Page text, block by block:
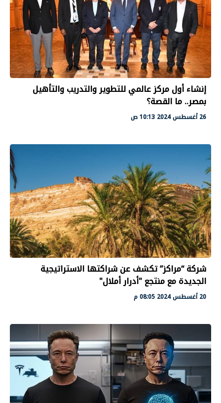
إنشاء أول مركز عالمي للتطوير والتدريب والتأهيل
بمصر.. ما القصة؟
26 أغسطس 2024 10:13 ص
شركة “مراكز” تكشف عن شراكتها الاستراتيجية
الجديدة مع منتجع "أدرار أملال"
20 أغسطس 2024 08:05 م